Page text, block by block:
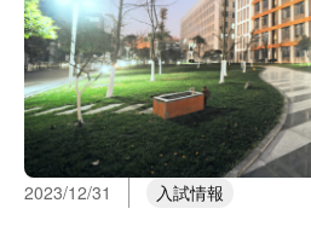
2023/12/31 入試情報